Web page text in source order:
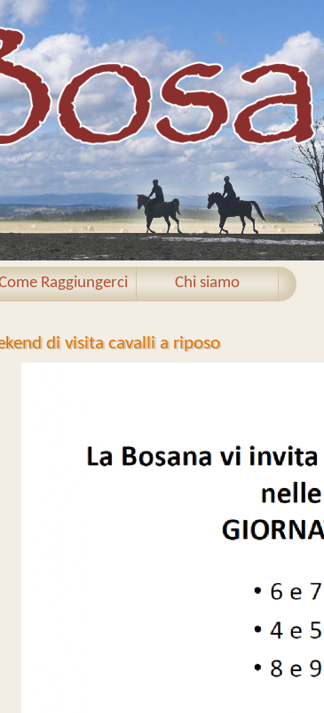
Raggiungerci Chi siamo
di visita cavalli a riposo